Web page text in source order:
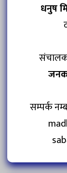
धनुष
सम्पर्क